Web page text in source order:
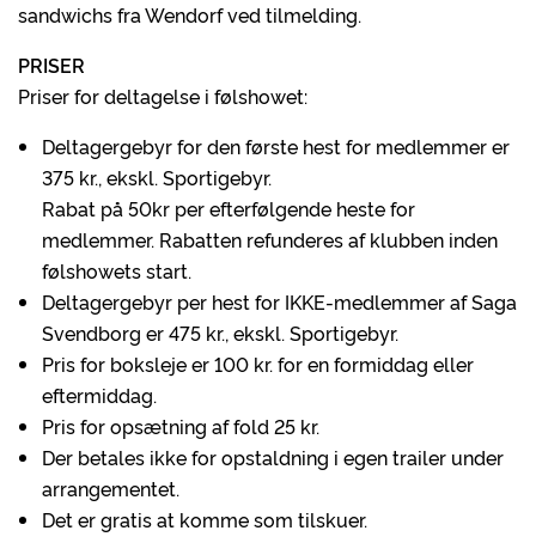
sandwichs fra Wendorf ved tilmelding.
PRISER
Priser for deltagelse i følshowet:
Deltagergebyr for den første hest for medlemmer er
375 kr., ekskl. Sportigebyr.
Rabat på 50kr per efterfølgende heste for
medlemmer. Rabatten refunderes af klubben inden
følshowets start.
Deltagergebyr per hest for IKKE-medlemmer af Saga
Svendborg er 475 kr., ekskl. Sportigebyr.
Pris for boksleje er 100 kr. for en formiddag eller
eftermiddag.
Pris for opsætning af fold 25 kr.
Der betales ikke for opstaldning i egen trailer under
arrangementet.
Det er gratis at komme som tilskuer.